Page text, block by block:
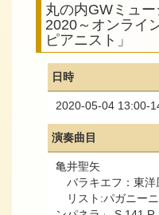
丸の内GWミュ
2020～オンライ
ピアニスト」
日時
2020-05-04 13:00-
演奏曲目
亀井聖矢
バラキエフ：東洋
リスト:パガニー